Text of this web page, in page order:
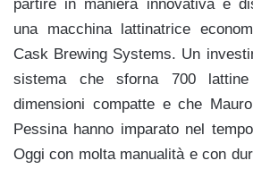
partire in maniera innovativa e
una macchina lattinatrice
Cask Brewing Systems. Un
sistema che sforna 700
dimensioni compatte e che
Pessina hanno imparato nel
Oggi con molta manualità e con